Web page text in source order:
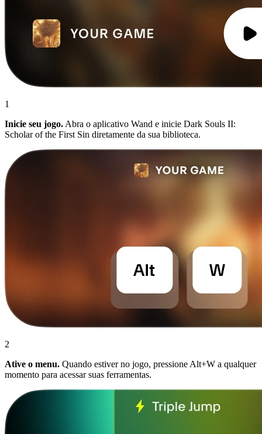
1
Inicie seu jogo. Abra o aplicativo Wand e inicie Dark Souls II:
Scholar of the First Sin diretamente da sua biblioteca.
2
Ative o menu. Quando estiver no jogo, pressione Alt+W a qualquer
momento para acessar suas ferramentas.